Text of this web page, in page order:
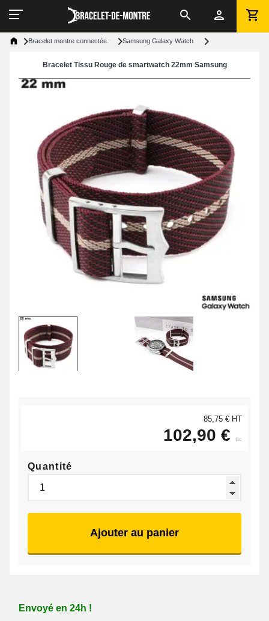
Bracelet montre connectée Samsung Galaxy Watch
Bracelet Tissu Rouge de smartwatch 22mm Samsung
85,75 € HT
102,90 € ttc
Quantité
Ajouter au panier
Envoyé en 24h !